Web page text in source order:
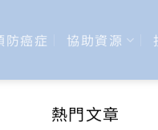
防癌症 協助資源
熱門文章